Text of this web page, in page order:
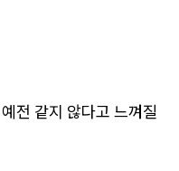
전 같지 않다고 느껴질